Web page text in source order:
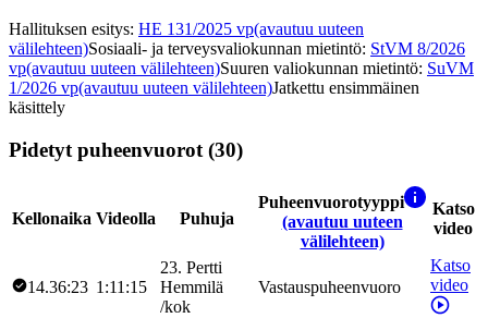
Hallituksen esitys: HE 131/2025 vp(avautuu uuteen
välilehteen)Sosiaali- ja terveysvaliokunnan mietintö: StVM 8/2026
vp(avautuu uuteen välilehteen)Suuren valiokunnan mietintö: SuVM
1/2026 vp(avautuu uuteen välilehteen)Jatkettu ensimmäinen
käsittely
Pidetyt puheenvuorot (30)
Kellonaika Videolla Puhuja
Puheenvuorotyyppi
(avautuu uuteen
välilehteen)
Katso
video
14.36:23 1:11:15
23. Pertti
Hemmilä
/kok
Vastauspuheenvuoro
Katso
video